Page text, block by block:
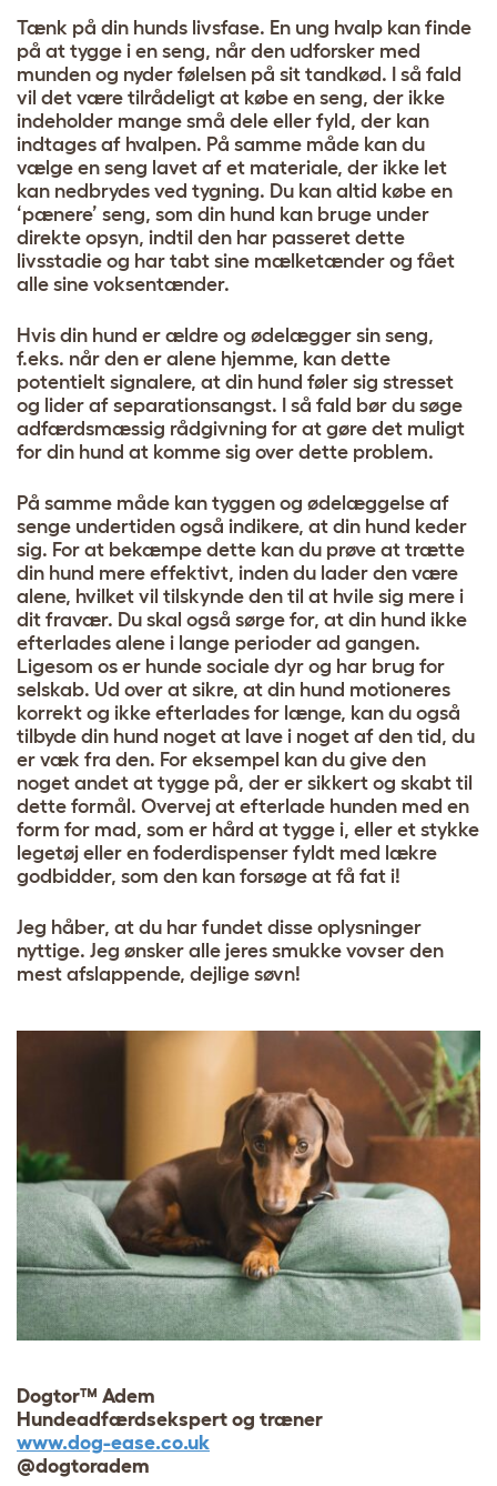
Tænk på din hunds livsfase. En ung hvalp kan finde
på at tygge i en seng, når den udforsker med
munden og nyder følelsen på sit tandkød. I så fald
vil det være tilrådeligt at købe en seng, der ikke
indeholder mange små dele eller fyld, der kan
indtages af hvalpen. På samme måde kan du
vælge en seng lavet af et materiale, der ikke let
kan nedbrydes ved tygning. Du kan altid købe en
‘pænere’ seng, som din hund kan bruge under
direkte opsyn, indtil den har passeret dette
livsstadie og har tabt sine mælketænder og fået
alle sine voksentænder.
Hvis din hund er ældre og ødelægger sin seng,
f.eks. når den er alene hjemme, kan dette
potentielt signalere, at din hund føler sig stresset
og lider af separationsangst. I så fald bør du søge
adfærdsmæssig rådgivning for at gøre det muligt
for din hund at komme sig over dette problem.
På samme måde kan tyggen og ødelæggelse af
senge undertiden også indikere, at din hund keder
sig. For at bekæmpe dette kan du prøve at trætte
din hund mere effektivt, inden du lader den være
alene, hvilket vil tilskynde den til at hvile sig mere i
dit fravær. Du skal også sørge for, at din hund ikke
efterlades alene i lange perioder ad gangen.
Ligesom os er hunde sociale dyr og har brug for
selskab. Ud over at sikre, at din hund motioneres
korrekt og ikke efterlades for længe, kan du også
tilbyde din hund noget at lave i noget af den tid, du
er væk fra den. For eksempel kan du give den
noget andet at tygge på, der er sikkert og skabt til
dette formål. Overvej at efterlade hunden med en
form for mad, som er hård at tygge i, eller et stykke
legetøj eller en foderdispenser fyldt med lækre
godbidder, som den kan forsøge at få fat i!
Jeg håber, at du har fundet disse oplysninger
nyttige. Jeg ønsker alle jeres smukke vovser den
mest afslappende, dejlige søvn!
Dogtor™ Adem
Hundeadfærdsekspert og træner
www.dog-ease.co.uk
@dogtoradem